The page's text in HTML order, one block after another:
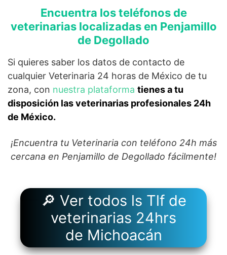
Encuentra los teléfonos de
veterinarias localizadas en Penjamillo
de Degollado
Si quieres saber los datos de contacto de
cualquier Veterinaria 24 horas de México de tu
zona, con nuestra plataforma tienes a tu
disposición las veterinarias profesionales 24h
de México.
¡Encuentra tu Veterinaria con teléfono 24h más
cercana en Penjamillo de Degollado fácilmente!
🔎 Ver todos ls Tlf de
veterinarias 24hrs
de Michoacán